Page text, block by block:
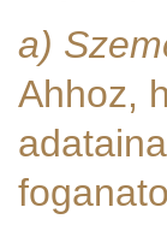
a)
Ahhoz,